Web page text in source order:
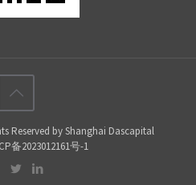
Reserved by Shanghai Dascapital
备2023012161号-1